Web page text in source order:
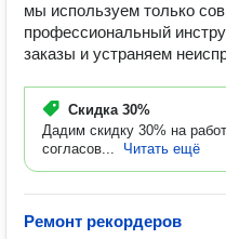
мы используем только
профессиональный
заказы и устраняем
Скидка 30%
Дадим скидку 30% на
согласов...
Читать ещё
Ремонт рекордеров